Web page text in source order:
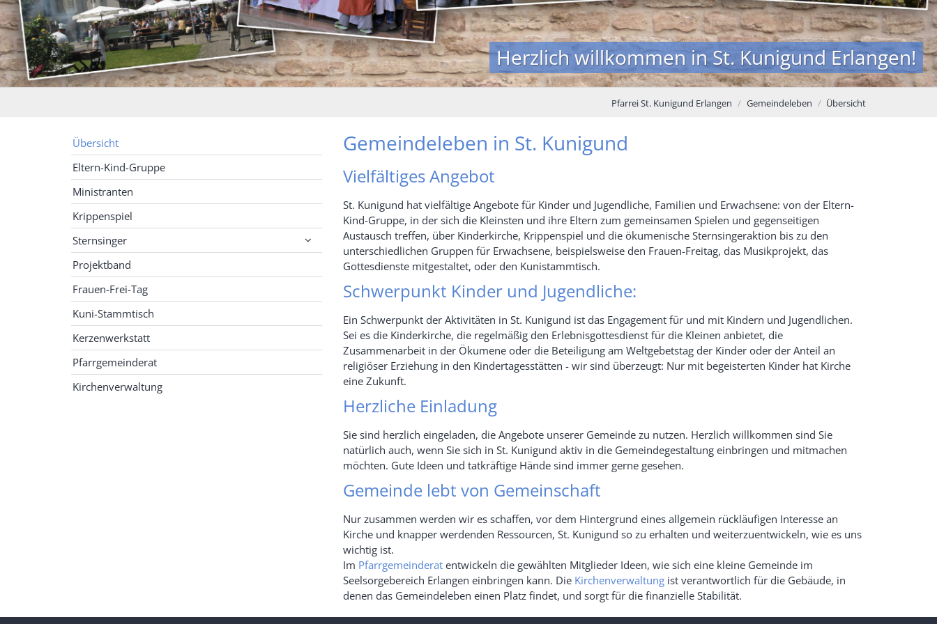
Herzlich willkommen in St. Kunigund Erlangen!
Pfarrei St. Kunigund Erlangen Gemeindeleben Übersicht
Gemeindeleben in St. Kunigund
Vielfältiges Angebot
St. Kunigund hat vielfältige Angebote für Kinder und Jugendliche, Familien und Erwachsene: von der Eltern-
Kind-Gruppe, in der sich die Kleinsten und ihre Eltern zum gemeinsamen Spielen und gegenseitigen
Austausch treffen, über Kinderkirche, Krippenspiel und die ökumenische Sternsingeraktion bis zu den
unterschiedlichen Gruppen für Erwachsene, beispielsweise den Frauen-Freitag, das Musikprojekt, das
Gottesdienste mitgestaltet, oder den Kunistammtisch.
Schwerpunkt Kinder und Jugendliche:
Ein Schwerpunkt der Aktivitäten in St. Kunigund ist das Engagement für und mit Kindern und Jugendlichen.
Sei es die Kinderkirche, die regelmäßig den Erlebnisgottesdienst für die Kleinen anbietet, die
Zusammenarbeit in der Ökumene oder die Beteiligung am Weltgebetstag der Kinder oder der Anteil an
religiöser Erziehung in den Kindertagesstätten - wir sind überzeugt: Nur mit begeisterten Kinder hat Kirche
eine Zukunft.
Herzliche Einladung
Sie sind herzlich eingeladen, die Angebote unserer Gemeinde zu nutzen. Herzlich willkommen sind Sie
natürlich auch, wenn Sie sich in St. Kunigund aktiv in die Gemeindegestaltung einbringen und mitmachen
möchten. Gute Ideen und tatkräftige Hände sind immer gerne gesehen.
Gemeinde lebt von Gemeinschaft
Nur zusammen werden wir es schaffen, vor dem Hintergrund eines allgemein rückläufigen Interesse an
Kirche und knapper werdenden Ressourcen, St. Kunigund so zu erhalten und weiterzuentwickeln, wie es uns
wichtig ist.
Im Pfarrgemeinderat entwickeln die gewählten Mitglieder Ideen, wie sich eine kleine Gemeinde im
Seelsorgebereich Erlangen einbringen kann. Die Kirchenverwaltung ist verantwortlich für die Gebäude, in
denen das Gemeindeleben einen Platz findet, und sorgt für die finanzielle Stabilität.
Übersicht
Eltern-Kind-Gruppe
Ministranten
Krippenspiel
Sternsinger
Projektband
Frauen-Frei-Tag
Kuni-Stammtisch
Kerzenwerkstatt
Pfarrgemeinderat
Kirchenverwaltung